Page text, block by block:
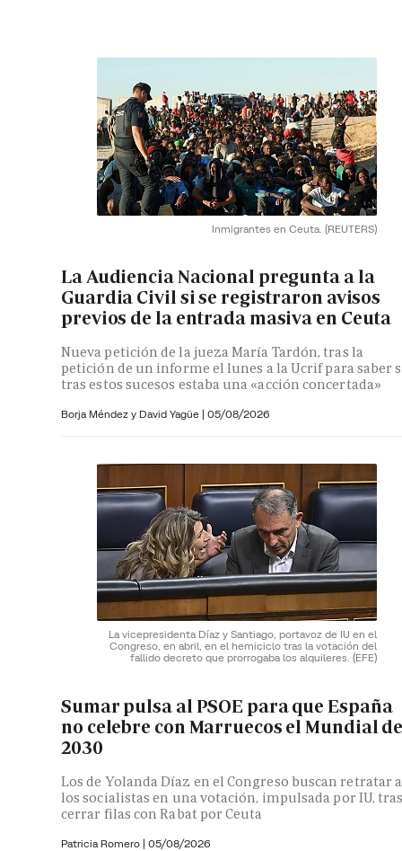
Inmigrantes en Ceuta. (REUTERS)
La Audiencia Nacional pregunta a la
Guardia Civil si se registraron avisos
previos de la entrada masiva en Ceuta
Nueva petición de la jueza María Tardón, tras la
petición de un informe el lunes a la Ucrif para saber
tras estos sucesos estaba una «acción concertada»
Borja Méndez y David Yagüe | 05/08/2026
La vicepresidenta Díaz y Santiago, portavoz de IU en el
Congreso, en abril, en el hemiciclo tras la votación del
fallido decreto que prorrogaba los alquileres. (EFE)
Sumar pulsa al PSOE para que España
no celebre con Marruecos el Mundial
2030
Los de Yolanda Díaz en el Congreso buscan retratar a
los socialistas en una votación, impulsada por IU,
cerrar filas con Rabat por Ceuta
Patricia Romero | 05/08/2026